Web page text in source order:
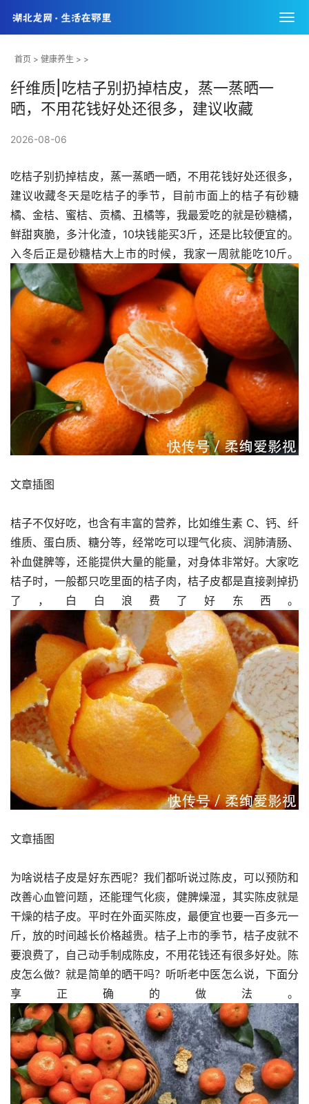
首页 > 健康养生 > >
纤维质|吃桔子别扔掉桔皮，蒸一蒸晒一
晒，不用花钱好处还很多，建议收藏
2026-08-06
吃桔子别扔掉桔皮，蒸一蒸晒一晒，不用花钱好处还很多，
建议收藏冬天是吃桔子的季节，目前市面上的桔子有砂糖
橘、金桔、蜜桔、贡橘、丑橘等，我最爱吃的就是砂糖橘，
鲜甜爽脆，多汁化渣，10块钱能买3斤，还是比较便宜的。
入冬后正是砂糖桔大上市的时候，我家一周就能吃10斤。
文章插图
桔子不仅好吃，也含有丰富的营养，比如维生素 C、钙、纤
维质、蛋白质、糖分等，经常吃可以理气化痰、润肺清肠、
补血健脾等，还能提供大量的能量，对身体非常好。大家吃
桔子时，一般都只吃里面的桔子肉，桔子皮都是直接剥掉扔
了，白白浪费了好东西。
文章插图
为啥说桔子皮是好东西呢？我们都听说过陈皮，可以预防和
改善心血管问题，还能理气化痰，健脾燥湿，其实陈皮就是
干燥的桔子皮。平时在外面买陈皮，最便宜也要一百多元一
斤，放的时间越长价格越贵。桔子上市的季节，桔子皮就不
要浪费了，自己动手制成陈皮，不用花钱还有很多好处。陈
皮怎么做？就是简单的晒干吗？听听老中医怎么说，下面分
享正确的做法。